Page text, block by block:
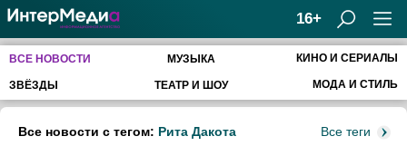
ВСЕ НОВОСТИ МУЗЫКА КИНО И СЕРИАЛЫ
ЗВЁЗДЫ ТЕАТР И ШОУ МОДА И СТИЛЬ
Все теги
Все новости с тегом: Рита Дакота
16+